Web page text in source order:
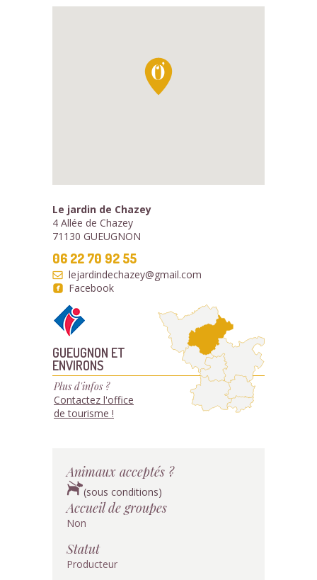
Le jardin de Chazey
4 Allée de Chazey
71130 GUEUGNON
06 22 70 92 55
lejardindechazey@gmail.com
Facebook
GUEUGNON ET
ENVIRONS
Plus d'infos ?
Contactez l'office
de tourisme !
Animaux acceptés ?
(sous conditions)
Accueil de groupes
Non
Statut
Producteur